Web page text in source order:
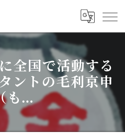
全国で活動する
ントの毛利京申
も...